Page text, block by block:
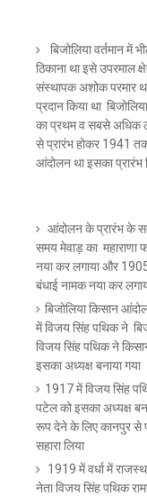
बिजोलिया वर्तमान में
ठिकाना था इसे उपरमाल
संस्थापक अशोक परमार
प्रदान किया था
का प्रथम व सबसे अधिक
से प्रारंभ होकर 1941
आंदोलन था इसका प्रारंभ
आंदोलन के प्रारंभ के
समय मेवाड़ का महाराणा
नया कर लगाया और 1905
बंधाई नामक नया कर
बिजोलिया किसान
में विजय सिंह पथिक ने
विजय सिंह पथिक ने
इसका अध्यक्ष बनाया गया
1917 में विजय सिंह
पटेल को इसका अध्यक्ष
रूप देने के लिए कानपुर से
सहारा लिया
1919 में वर्धा में
नेता विजय सिंह पथिक